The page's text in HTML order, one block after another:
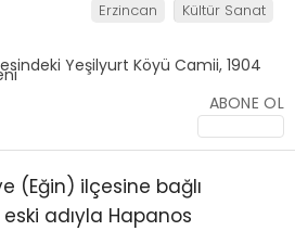
Erzincan Kültür Sanat
ABONE OL
(Eğin) ilçesine bağlı
adıyla Hapanos